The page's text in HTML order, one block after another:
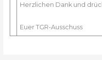
Herzlichen Dank und
Euer TGR-Ausschuss